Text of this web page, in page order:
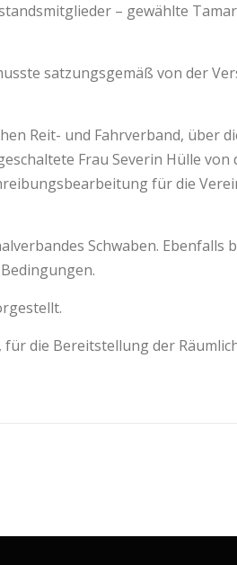
– gewählte
satzungsgemäß von der
Reit- und Fahrverband, über
Frau Severin Hülle von
für die
Schwaben. Ebenfalls
die Bereitstellung der